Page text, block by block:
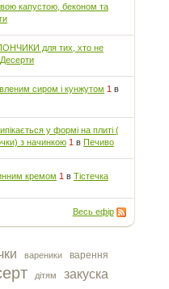
капустою, беконом та
для тих, хто не
Десерти
сиром і кунжутом 1 в
у формі на плиті (
з начинкою 1 вПечиво
кремом 1 вТістечка
Весь ефір
вареники варення
дітям
закуска